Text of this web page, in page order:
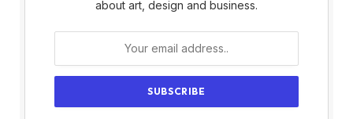
about art, design and business.